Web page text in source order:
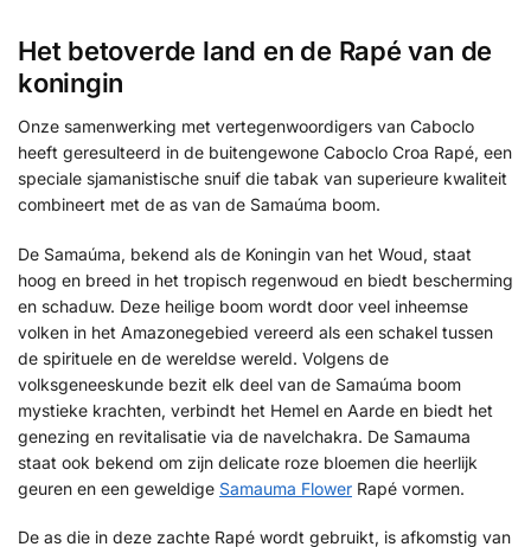
Het betoverde land en de Rapé van de
koningin
Onze samenwerking met vertegenwoordigers van Caboclo
heeft geresulteerd in de buitengewone Caboclo Croa Rapé, een
speciale sjamanistische snuif die tabak van superieure kwaliteit
combineert met de as van de Samaúma boom.
De Samaúma, bekend als de Koningin van het Woud, staat
hoog en breed in het tropisch regenwoud en biedt bescherming
en schaduw. Deze heilige boom wordt door veel inheemse
volken in het Amazonegebied vereerd als een schakel tussen
de spirituele en de wereldse wereld. Volgens de
volksgeneeskunde bezit elk deel van de Samaúma boom
mystieke krachten, verbindt het Hemel en Aarde en biedt het
genezing en revitalisatie via de navelchakra. De Samauma
staat ook bekend om zijn delicate roze bloemen die heerlijk
geuren en een geweldige Samauma Flower Rapé vormen.
De as die in deze zachte Rapé wordt gebruikt, is afkomstig van